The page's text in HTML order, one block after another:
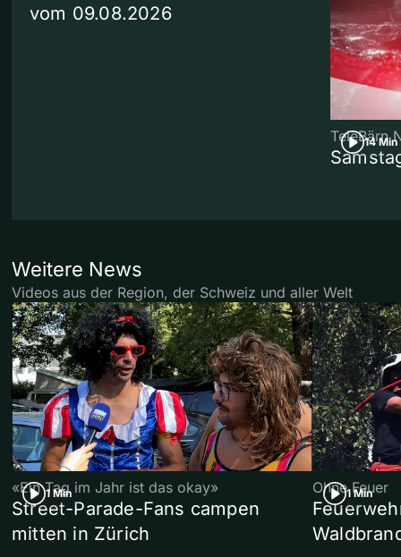
vom 09.08.2026
14 Min
TeleBärn
Weitere News
Videos aus der Region, der Schweiz und aller Welt
1 Min
«Ein Tag im Jahr ist das okay»
Street-Parade-Fans campen
mitten in Zürich
1 Min
Ohne Feuer